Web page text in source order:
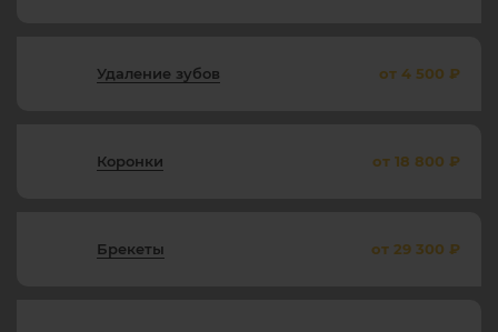
Удаление зубов от 4 500 ₽
Коронки от 18 800 ₽
Брекеты от 29 300 ₽